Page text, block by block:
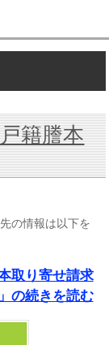
籍謄本
の情報は以下を
取り寄せ請求
の続きを読む